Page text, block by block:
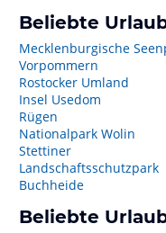
Beliebte
Mecklenburgische
Vorpommern
Rostocker Umland
Insel Usedom
Rügen
Nationalpark Wolin
Stettiner
Landschaftsschutzpark
Buchheide
Beliebte